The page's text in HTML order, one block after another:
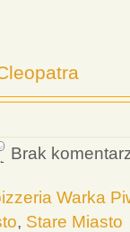
Brak
Warka
, Stare Miasto